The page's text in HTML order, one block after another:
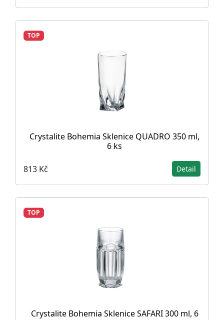
TOP
Crystalite Bohemia Sklenice QUADRO 350 ml,
6 ks
813 Kč Detail
TOP
Crystalite Bohemia Sklenice SAFARI 300 ml, 6